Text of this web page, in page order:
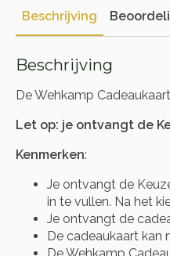
Beschrijving
Beschrijving
De Wehkamp
Let op: je ontvangt de
Kenmerken:
Je ontvangt de
in te vullen. Na het
Je ontvangt de
De cadeaukaart kan